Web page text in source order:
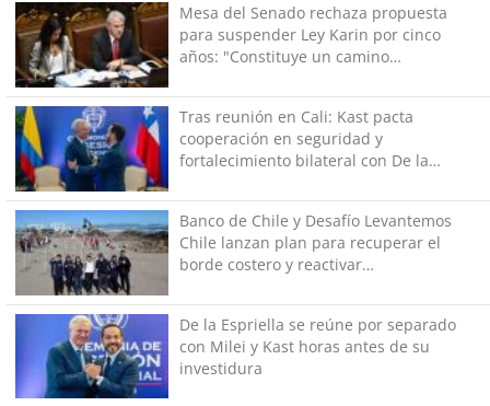
Mesa del Senado rechaza propuesta
para suspender Ley Karin por cinco
años: "Constituye un camino
Tras reunión en Cali: Kast pacta
cooperación en seguridad y
fortalecimiento bilateral con De la
Banco de Chile y Desafío Levantemos
Chile lanzan plan para recuperar el
borde costero y reactivar
Coquimbo
De la Espriella se reúne por separado
con Milei y Kast horas antes de su
investidura